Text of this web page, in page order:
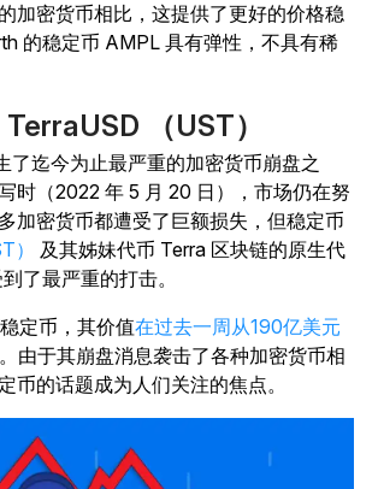
加密货币相比，这提供了更好的价格稳
的稳定币 AMPL 具有弹性，不具有稀
（UST）
了迄今为止最严重的加密货币崩盘之
时（2022 年 5 月 20 日），市场仍在努
加密货币都遭受了巨额损失，但稳定币
）
及其姊妹代币 Terra 区块链的原生代
了最严重的打击。
定币，其价值在过去一周从190亿美元
。由于其崩盘消息袭击了各种加密货币相
币的话题成为人们关注的焦点。